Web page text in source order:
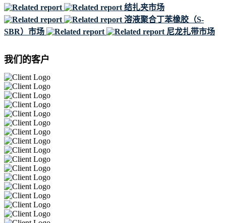
结扎夹市场
溶液聚合丁苯橡胶（S-
SBR）市场
尼龙扎带市场
我们的客户